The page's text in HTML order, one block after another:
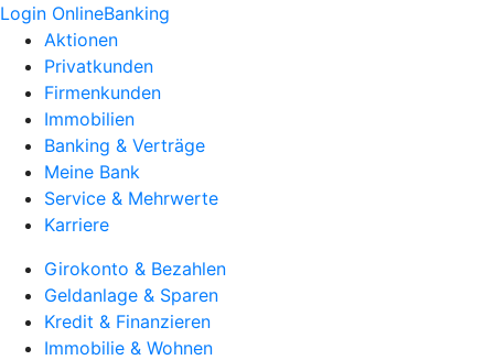
Login OnlineBanking
Aktionen
Privatkunden
Firmenkunden
Immobilien
Banking & Verträge
Meine Bank
Service & Mehrwerte
Karriere
Girokonto & Bezahlen
Geldanlage & Sparen
Kredit & Finanzieren
Immobilie & Wohnen